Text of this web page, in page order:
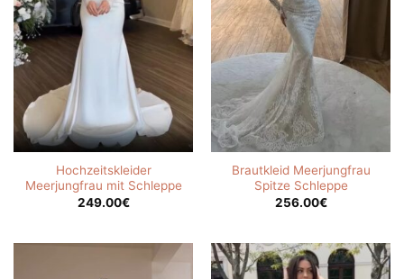
Hochzeitskleider
Meerjungfrau mit Schleppe
249.00€
Brautkleid Meerjungfrau
Spitze Schleppe
256.00€